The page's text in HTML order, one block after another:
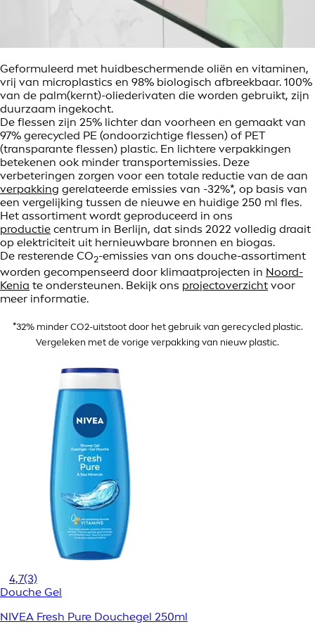
Geformuleerd met huidbeschermende oliën en vitaminen,
vrij van microplastics en 98% biologisch afbreekbaar. 100%
van de palm(kernt)-oliederivaten die worden gebruikt, zijn
duurzaam ingekocht.
De flessen zijn 25% lichter dan voorheen en gemaakt van
97% gerecycled PE (ondoorzichtige flessen) of PET
(transparante flessen) plastic. En lichtere verpakkingen
betekenen ook minder transportemissies. Deze
verbeteringen zorgen voor een totale reductie van de aan
verpakking gerelateerde emissies van -32%*, op basis van
een vergelijking tussen de nieuwe en huidige 250 ml fles.
Het assortiment wordt geproduceerd in ons
productie centrum in Berlijn, dat sinds 2022 volledig draait
op elektriciteit uit hernieuwbare bronnen en biogas.
De resterende CO2-emissies van ons douche-assortiment
worden gecompenseerd door klimaatprojecten in Noord-
Kenia te ondersteunen. Bekijk ons projectoverzicht voor
meer informatie.
*32% minder CO2-uitstoot door het gebruik van gerecycled plastic.
Vergeleken met de vorige verpakking van nieuw plastic.
4,7(3)
Douche Gel
NIVEA Fresh Pure Douchegel 250ml